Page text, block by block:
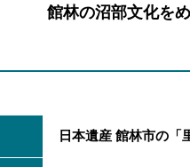
館林の沼部文化を
日本遺産 館林市の「